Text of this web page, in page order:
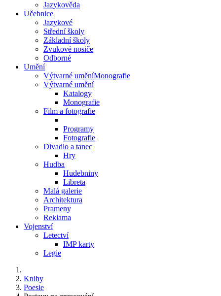
Jazykověda
Učebnice
Jazykové
Střední školy
Základní školy
Zvukové nosiče
Odborné
Umění
Výtvarné uměníMonografie
Výtvarné umění
Katalogy
Monografie
Film a fotografie
Programy
Fotografie
Divadlo a tanec
Hry
Hudba
Hudebniny
Libreta
Malá galerie
Architektura
Prameny
Reklama
Vojenství
Letectví
IMP karty
Legie
Knihy
Poesie